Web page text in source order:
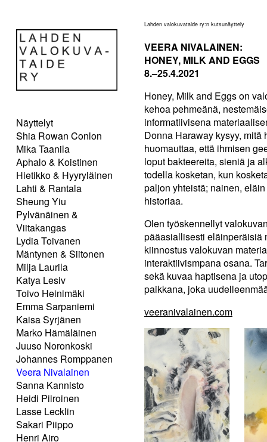
Näyttelyt
Shia Rowan Conlon
Mika Taanila
Aphalo & Koistinen
Hietikko & Hyyryläinen
Lahti & Rantala
Sheung Yiu
Pylvänäinen &
Viitakangas
Lydia Toivanen
Mäntynen & Siitonen
Milja Laurila
Katya Lesiv
Toivo Heinimäki
Emma Sarpaniemi
Kaisa Syrjänen
Marko Hämäläinen
Juuso Noronkoski
Johannes Romppanen
Veera Nivalainen
Sanna Kannisto
Heidi Piiroinen
Lasse Lecklin
Sakari Piippo
Henri Airo
Lahden valokuvataide ry:n kutsunäyttely
VEERA NIVALAINEN:
HONEY, MILK AND EGGS
8.–25.4.2021
Honey, Milk and Eggs on
kehoa pehmeänä,
informatiivisena
Donna Haraway kysyy,
huomauttaa, että ihmisen
loput bakteereita, sieniä ja
todella kosketan, kun
paljon yhteistä; nainen,
historiaa.
Olen työskennellyt
pääasiallisesti eläinperäisiä
kiinnostus valokuvan
interaktiivismpana osana.
sekä kuvaa haptisena ja
paikkana, joka
veeranivalainen.com